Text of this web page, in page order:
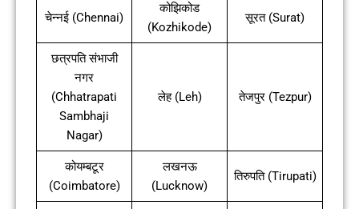
चेन्नई (Chennai)
कोझिकोड
(Kozhikode)
सूरत (Surat)
छत्रपति संभाजी
नगर
(Chhatrapati
Sambhaji
Nagar)
लेह (Leh) तेजपुर (Tezpur)
कोयम्बटूर
(Coimbatore)
लखनऊ
(Lucknow)
तिरुपति (Tirupati)